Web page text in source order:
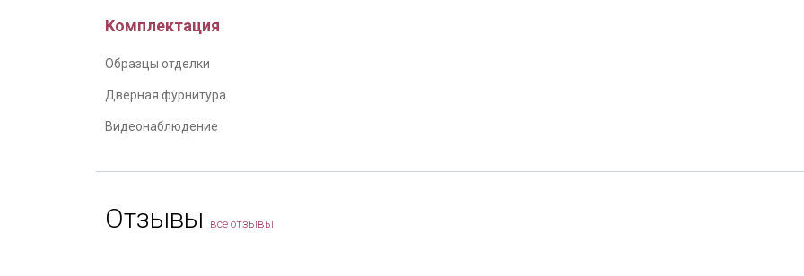
Комплектация
Образцы отделки
Дверная фурнитура
Видеонаблюдение
Отзывы все отзывы